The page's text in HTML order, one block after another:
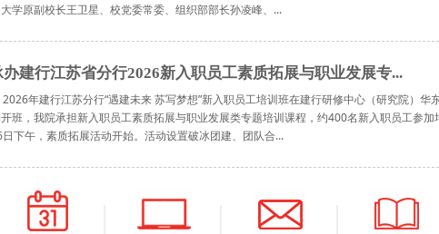
学原副校长王卫星、校党委常委、组织部部长孙凌峰、...
建行江苏省分行2026新入职员工素质拓展与职业发展专...
年建行江苏分行“遇建未来 苏写梦想”新入职员工培训班在建行研修中心（研究院）华
班，我院承担新入职员工素质拓展与职业发展类专题培训课程，约400名新入职员工参加
下午，素质拓展活动开始。活动设置破冰团建、团队合...